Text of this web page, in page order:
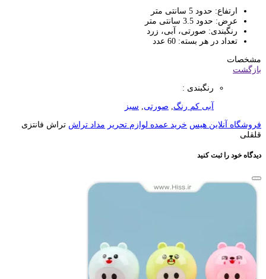
ارتفاع: حدود 5 سانتی متر
عرض: حدود 3.5 سانتی متر
رنگبندی: صورتی، آبی، زرد
تعداد در هر بسته: 60 عدد
مشخصات
بازگشت
رنگبندی :
آبی کم رنگ صورتی سبز
فروشگاه آنلاین هیس خرید عمده لوازم تحریر مداد تراش تراش فانتزی
قلقلی
دیدگاه خود را ثبت کنید